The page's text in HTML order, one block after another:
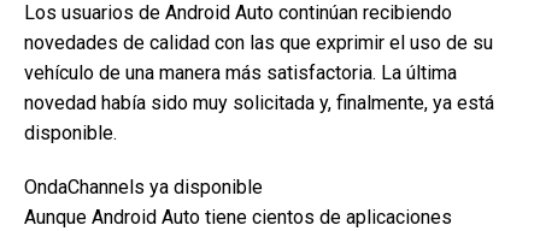
Los usuarios de Android Auto continúan recibiendo
novedades de calidad con las que exprimir el uso de su
vehículo de una manera más satisfactoria. La última
novedad había sido muy solicitada y, finalmente, ya está
disponible.
OndaChannels ya disponible
Aunque Android Auto tiene cientos de aplicaciones